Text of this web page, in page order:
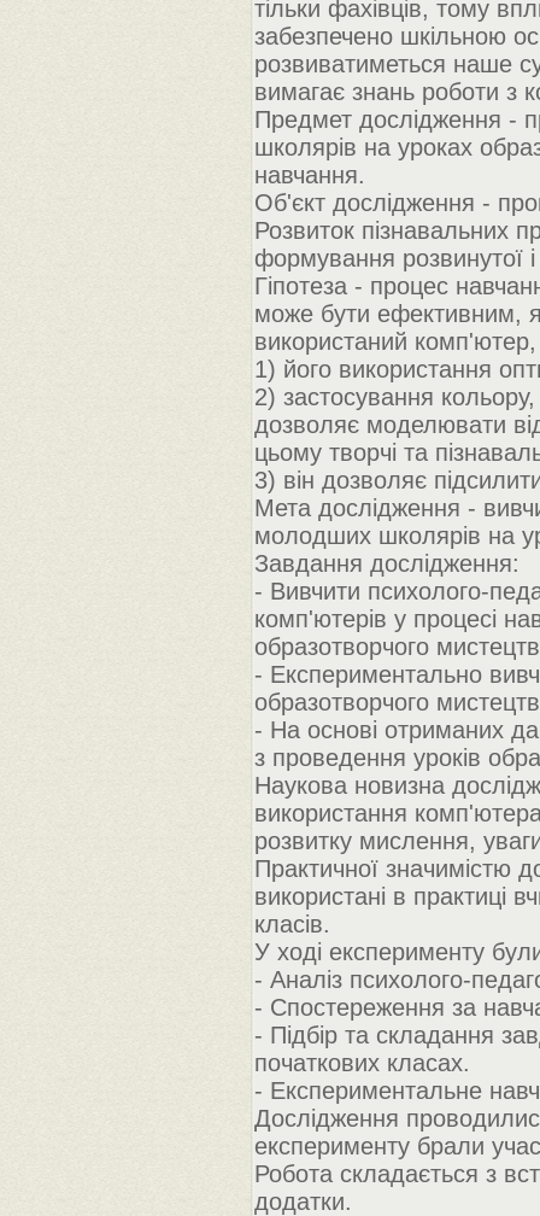
тільки фахівців, тому
забезпечено шкільною
розвиватиметься наше
вимагає знань роботи з
Предмет дослідження -
школярів на уроках
навчання.
Об'єкт дослідження -
Розвиток пізнавальних
формування розвинутої
Гіпотеза - процес
може бути ефективним,
використаний
1) його використання
2) застосування кольору,
дозволяє моделювати
цьому творчі та
3) він дозволяє
Мета дослідження -
молодших школярів на
Завдання дослідження:
- Вивчити психолого-
комп'ютерів у процесі
образотворчого
- Експериментально
образотворчого
- На основі отриманих
з проведення уроків
Наукова новизна
використання
розвитку мислення,
Практичної значимістю
використані в практиці
класів.
У ході експерименту
- Аналіз психолого-
- Спостереження за
- Підбір та складання
початкових класах.
- Експериментальне
Дослідження
експерименту брали
Робота складається з
додатки.